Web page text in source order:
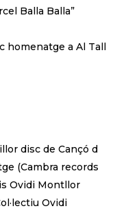
Balla Balla”
homenatge a Al Tall
disc de Cançó d
(Cambra records
Ovidi Montllor
Ovidi